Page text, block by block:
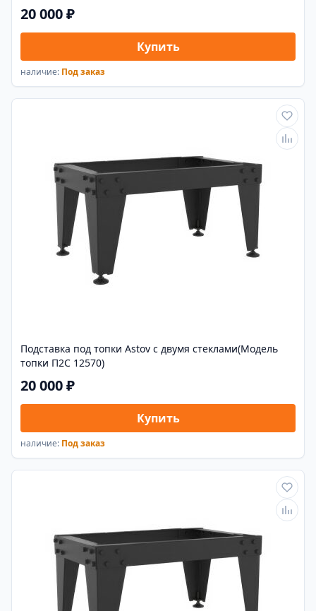
20 000 ₽
Купить
наличие: Под заказ
Подставка под топки Astov с двумя стеклами(Модель
топки П2С 12570)
20 000 ₽
Купить
наличие: Под заказ